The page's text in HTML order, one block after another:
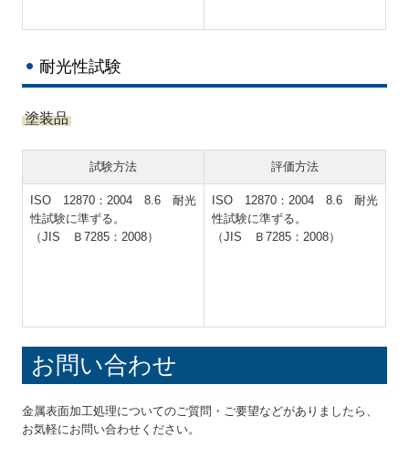
耐光性試験
塗装品
試験方法 評価方法
ISO 12870：2004 8.6 耐光
性試験に準ずる。
（JIS Ｂ7285：2008）
ISO 12870：2004 8.6 耐光
性試験に準ずる。
（JIS Ｂ7285：2008）
お問い合わせ
金属表面加工処理についてのご質問・ご要望などがありましたら、
お気軽にお問い合わせください。